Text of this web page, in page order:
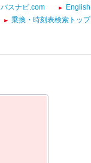
バスナビ.com
English
乗換・時刻表検索トップ